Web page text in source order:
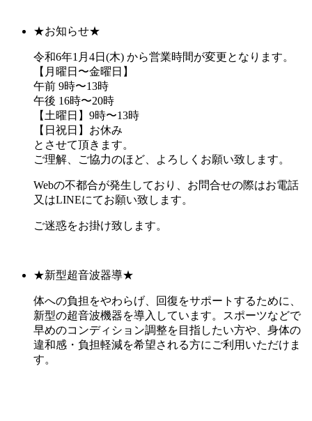
★お知らせ★
令和6年1月4日(木) から営業時間が変更となります。
【月曜日〜金曜日】
午前 9時〜13時
午後 16時〜20時
【土曜日】9時〜13時
【日祝日】お休み
とさせて頂きます。
ご理解、ご協力のほど、よろしくお願い致します。
Webの不都合が発生しており、お問合せの際はお電話
又はLINEにてお願い致します。
ご迷惑をお掛け致します。
★新型超音波器導★
体への負担をやわらげ、回復をサポートするために、
新型の超音波機器を導入しています。スポーツなどで
早めのコンディション調整を目指したい方や、身体の
違和感・負担軽減を希望される方にご利用いただけま
す。